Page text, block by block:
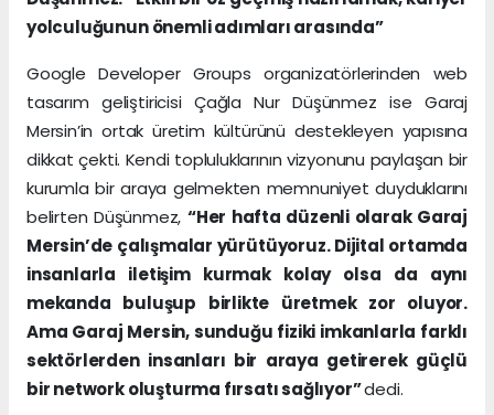
yolculuğunun önemli adımları arasında”
Google Developer Groups organizatörlerinden web
tasarım geliştiricisi Çağla Nur Düşünmez ise Garaj
Mersin’in ortak üretim kültürünü destekleyen yapısına
dikkat çekti. Kendi topluluklarının vizyonunu paylaşan bir
kurumla bir araya gelmekten memnuniyet duyduklarını
belirten Düşünmez, “Her hafta düzenli olarak Garaj
Mersin’de çalışmalar yürütüyoruz. Dijital ortamda
insanlarla iletişim kurmak kolay olsa da aynı
mekanda buluşup birlikte üretmek zor oluyor.
Ama Garaj Mersin, sunduğu fiziki imkanlarla farklı
sektörlerden insanları bir araya getirerek güçlü
bir network oluşturma fırsatı sağlıyor”dedi.